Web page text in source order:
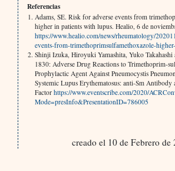
Referencias
Adams, SE. Risk for adverse events from
higher in patients with lupus. Healio, 6 de
https://www.healio.com/news/rheumatology/
events-from-trimethoprimsulfamethoxazole-
Shinji Izuka, Hiroyuki Yamashita, Yuko Takahashi
1830: Adverse Drug Reactions to Trimethoprim-
Prophylactic Agent Against Pneumocystis
Systemic Lupus Erythematosus: anti-Sm Antibody
Factor https://www.eventscribe.com/2020/
Mode=presInfo&PresentationID=786005
creado el 10 de Febrero de